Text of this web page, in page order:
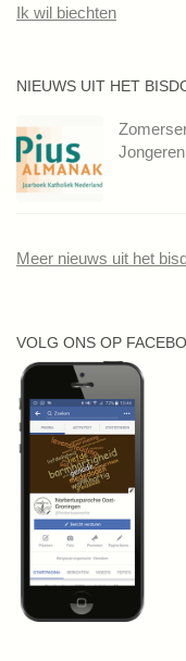
Ik wil biechten
NIEUWS UIT HET
Meer nieuws uit het
VOLG ONS OP